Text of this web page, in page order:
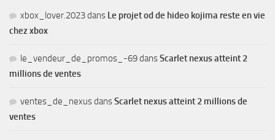
xbox_lover.2023dans Le projet od de hideo kojima reste en vie
chez xbox
le_vendeur_de_promos_-69dansScarlet nexus atteint 2
millions de ventes
ventes_de_nexusdansScarlet nexus atteint 2 millions de
ventes